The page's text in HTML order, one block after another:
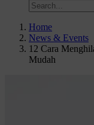
Home
News & Events
12 Cara
Mudah